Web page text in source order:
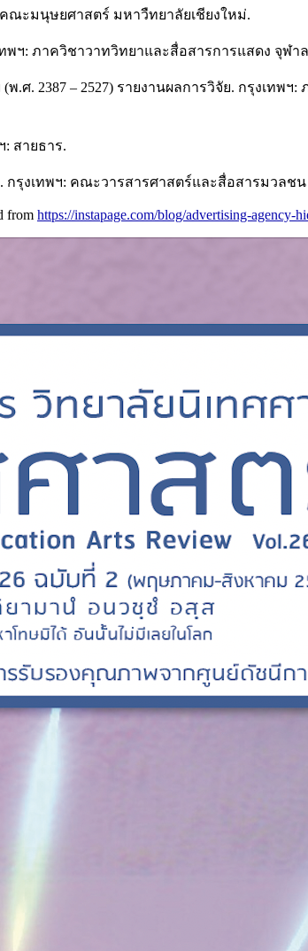
คณะมนุษยศาสตร์ มหาวืทยาลัยเชียงใหม่.
ฯ: ภาควิชาวาทวิทยาและสื่อสารการแสดง จุฬา
2387 – 2527) รายงานผลการวิจัย. กรุงเทพ
: สายธาร.
รุงเทพฯ: คณะวารสารศาสตร์และสื่อสารมวลช
from https://instapage.com/blog/advertising-agency-